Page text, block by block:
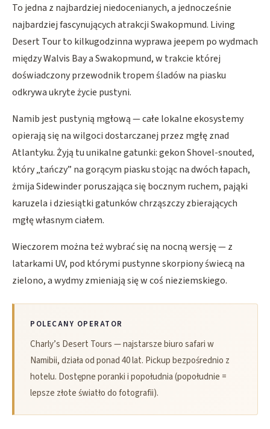
To jedna z najbardziej niedocenianych, a jednocześnie
najbardziej fascynujących atrakcji Swakopmund. Living
Desert Tour to kilkugodzinna wyprawa jeepem po wydmach
między Walvis Bay a Swakopmund, w trakcie której
doświadczony przewodnik tropem śladów na piasku
odkrywa ukryte życie pustyni.
Namib jest pustynią mgłową — całe lokalne ekosystemy
opierają się na wilgoci dostarczanej przez mgłę znad
Atlantyku. Żyją tu unikalne gatunki: gekon Shovel-snouted,
który „tańczy” na gorącym piasku stojąc na dwóch łapach,
żmija Sidewinder poruszająca się bocznym ruchem, pająki
karuzela i dziesiątki gatunków chrząszczy zbierających
mgłę własnym ciałem.
Wieczorem można też wybrać się na nocną wersję — z
latarkami UV, pod którymi pustynne skorpiony świecą na
zielono, a wydmy zmieniają się w coś nieziemskiego.
POLECANY OPERATOR
Charly’s Desert Tours — najstarsze biuro safari w
Namibii, działa od ponad 40 lat. Pickup bezpośrednio z
hotelu. Dostępne poranki i popołudnia (popołudnie =
lepsze złote światło do fotografii).